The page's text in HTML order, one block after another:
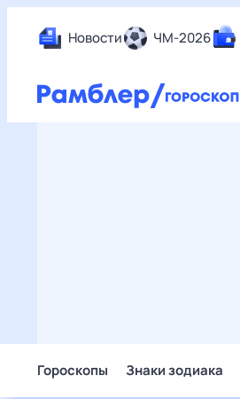
Новости ЧМ-2026
Гороскопы Знаки зодиака